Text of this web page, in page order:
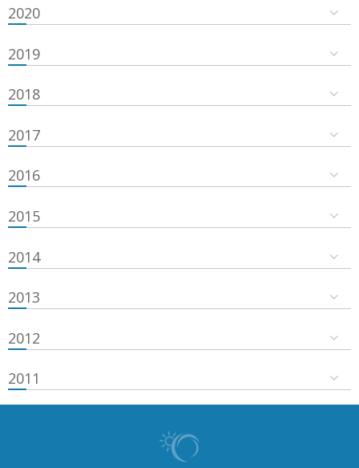
2020
2019
2018
2017
2016
2015
2014
2013
2012
2011